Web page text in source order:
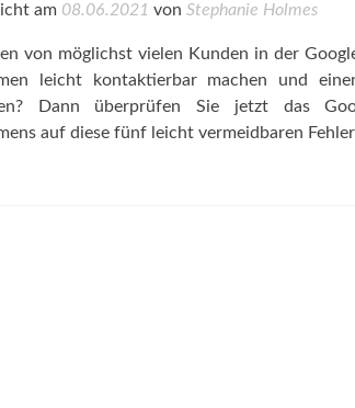
am 08.06.2021 von Stephanie Holmes
von möglichst vielen Kunden in der
leicht kontaktierbar machen und
Dann überprüfen Sie jetzt das
auf diese fünf leicht vermeidbaren